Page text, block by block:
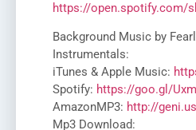
https://open.spotify.com/
Background Music by
Instrumentals:
iTunes & Apple Music:
Spotify: https://goo.gl/
AmazonMP3: http://
Mp3 Download: